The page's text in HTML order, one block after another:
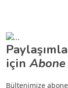
için
Bültenimize